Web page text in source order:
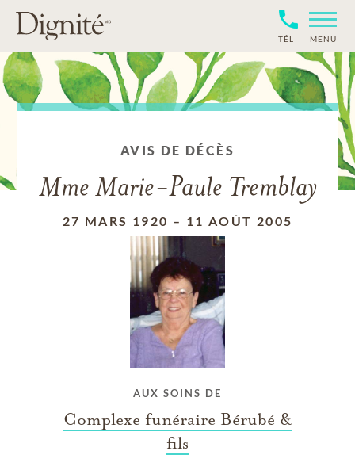
TÉL MENU
AVIS DE DÉCÈS
Mme Marie-Paule Tremblay
27 MARS 1920 – 11 AOÛT 2005
AUX SOINS DE
Complexe funéraire Bérubé &
fils